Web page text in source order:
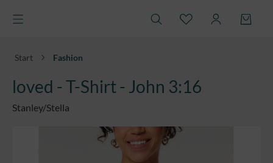
Start Fashion
loved - T-Shirt - John 3:16
Stanley/Stella
Bildergalerie überspringen